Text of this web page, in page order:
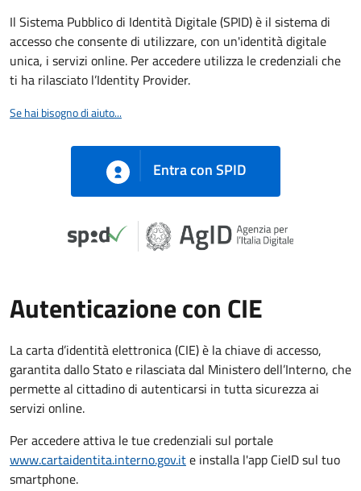
Il Sistema Pubblico di Identità Digitale (SPID) è il sistema di
accesso che consente di utilizzare, con un'identità digitale
unica, i servizi online. Per accedere utilizza le credenziali che
ti ha rilasciato l’Identity Provider.
Se hai bisogno di aiuto...
Entra con SPID
Autenticazione con CIE
La carta d’identità elettronica (CIE) è la chiave di accesso,
garantita dallo Stato e rilasciata dal Ministero dell’Interno, che
permette al cittadino di autenticarsi in tutta sicurezza ai
servizi online.
Per accedere attiva le tue credenziali sul portale
www.cartaidentita.interno.gov.ite installa l'app CieID sul tuo
smartphone.